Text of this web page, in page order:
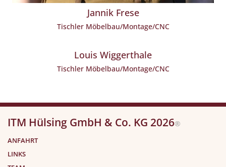
Jannik Frese
Tischler Möbelbau/Montage/CNC
Louis Wiggerthale
Tischler Möbelbau/Montage/CNC
ITM Hülsing GmbH & Co. KG 2026®
ANFAHRT
LINKS